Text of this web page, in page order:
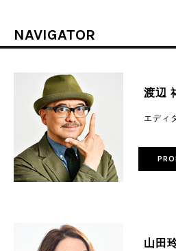
NAVIGATOR
渡辺
エディ
山田